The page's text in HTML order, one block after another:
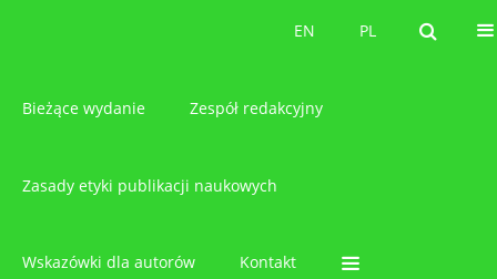
PL
EN PL
EN
Bieżące wydanie Zespół redakcyjny
Zasady etyki publikacji naukowych
Wskazówki dla autorów Kontakt